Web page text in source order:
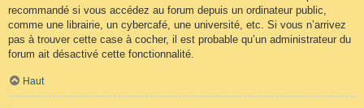
recommandé si vous accédez au forum depuis un ordinateur public,
comme une librairie, un cybercafé, une université, etc. Si vous n’arrivez
pas à trouver cette case à cocher, il est probable qu’un administrateur du
forum ait désactivé cette fonctionnalité.
Haut